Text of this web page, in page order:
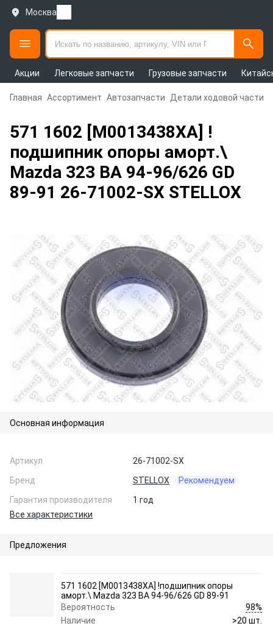
Москва
Акции Легковые запчасти Грузовые запчасти
Главная Ассортимент Автозапчасти Детали ходовой части и
571 1602 [M0013438XA] !
подшипник опоры аморт.\
Mazda 323 BA 94-96/626 GD
89-91 26-71002-SX STELLOX
Основная информация
Артикул
26-71002-SX
Бренд
STELLOX
Рекомендуем
Гарантия производителя
1 год
Все характеристики
Предложения
571 1602 [M0013438XA] !подшипник опоры
аморт.\ Mazda 323 BA 94-96/626 GD 89-91
Вероятность
98%
Наличие
>20 шт.